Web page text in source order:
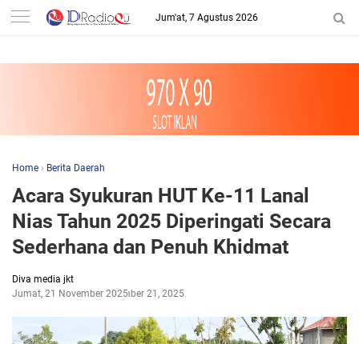
-->
Jum'at, 7 Agustus 2026
Home › Berita Daerah
Acara Syukuran HUT Ke-11 Lanal
Nias Tahun 2025 Diperingati Secara
Sederhana dan Penuh Khidmat
Diva media jkt
Jumat, 21 November 2025November 21, 2025